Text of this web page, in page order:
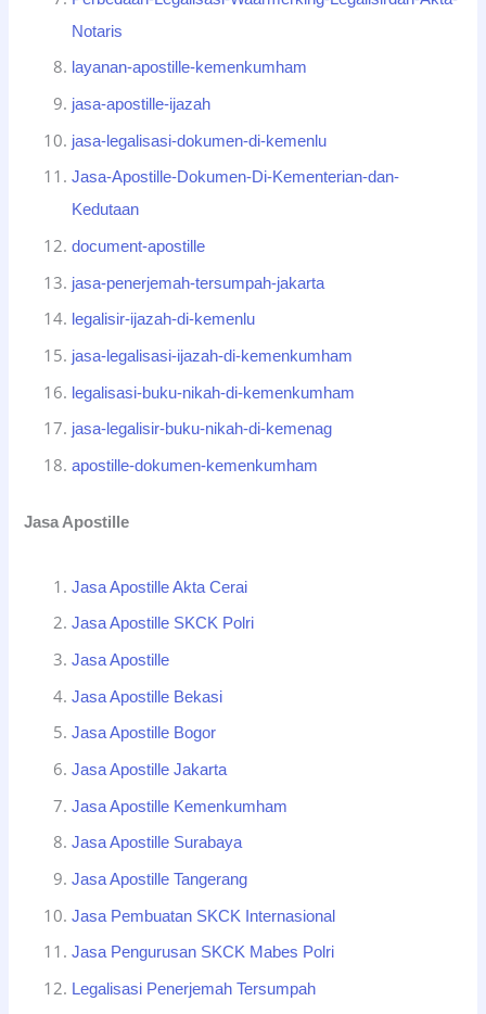
Notaris
layanan-apostille-kemenkumham
jasa-apostille-ijazah
jasa-legalisasi-dokumen-di-kemenlu
Jasa-Apostille-Dokumen-Di-Kementerian-dan-
Kedutaan
document-apostille
jasa-penerjemah-tersumpah-jakarta
legalisir-ijazah-di-kemenlu
jasa-legalisasi-ijazah-di-kemenkumham
legalisasi-buku-nikah-di-kemenkumham
jasa-legalisir-buku-nikah-di-kemenag
apostille-dokumen-kemenkumham
Jasa Apostille
Jasa Apostille Akta Cerai
Jasa Apostille SKCK Polri
Jasa Apostille
Jasa Apostille Bekasi
Jasa Apostille Bogor
Jasa Apostille Jakarta
Jasa Apostille Kemenkumham
Jasa Apostille Surabaya
Jasa Apostille Tangerang
Jasa Pembuatan SKCK Internasional
Jasa Pengurusan SKCK Mabes Polri
Legalisasi Penerjemah Tersumpah